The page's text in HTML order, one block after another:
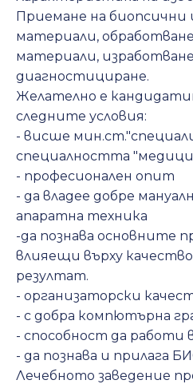
Приемане на биопсични
материали,
материали,
диагностициране.
Желателно е
следните условия:
- висше
специалността
- професионален опит
- да владее добре
апаратна техника
-да познава основните
влияещи върху
резултат.
- организаторски
- с добра компютърна
- способност да работи
- да познава и прилага
Лечебното заведение